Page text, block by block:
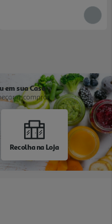
em sua Casa
a comprar
Recolha na Loja